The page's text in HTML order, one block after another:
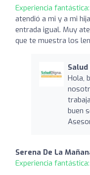
Experiencia fantástica:
atendió a mi y a mi
entrada igual. Muy
que te muestra los
Salud
Hola,
buen
Serena De La
Experiencia fantástica: